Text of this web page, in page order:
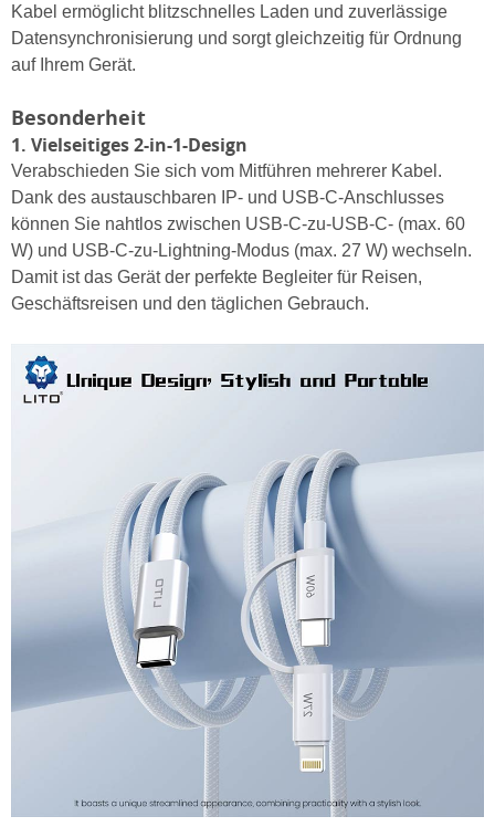
Kabel ermöglicht blitzschnelles Laden und zuverlässige
Datensynchronisierung und sorgt gleichzeitig für Ordnung
auf Ihrem Gerät.
Besonderheit
1. Vielseitiges 2-in-1-Design
Verabschieden Sie sich vom Mitführen mehrerer Kabel.
Dank des austauschbaren IP- und USB-C-Anschlusses
können Sie nahtlos zwischen USB-C-zu-USB-C- (max. 60
W) und USB-C-zu-Lightning-Modus (max. 27 W) wechseln.
Damit ist das Gerät der perfekte Begleiter für Reisen,
Geschäftsreisen und den täglichen Gebrauch.